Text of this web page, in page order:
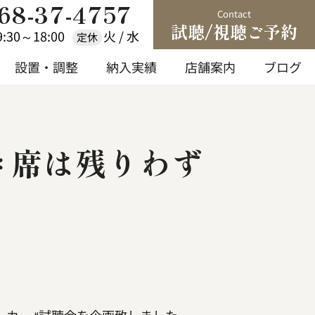
37-4757
～18:00 定休 火 / 水
Contact
試聴/視聴ご予約
設置・調整
納入実績
店舗案内
ブログ
は残りわず